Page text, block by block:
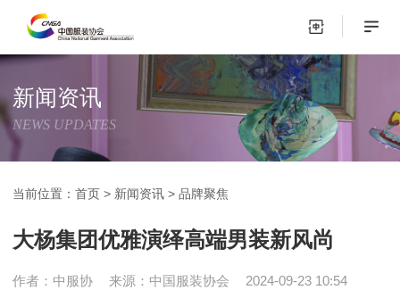
新闻资讯
NEWS UPDATES
当前位置：首页 > 新闻资讯 >品牌聚焦
大杨集团优雅演绎高端男装新风尚
作者：中服协 来源：中国服装协会 2024-09-23 10:54